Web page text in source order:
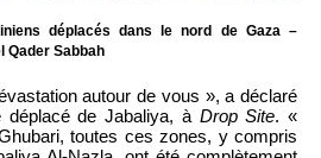
déplacés dans le nord de Gaza –
Qader Sabbah
autour de vous », a déclaré
de Jabaliya, à Drop Site. «
toutes ces zones, y compris